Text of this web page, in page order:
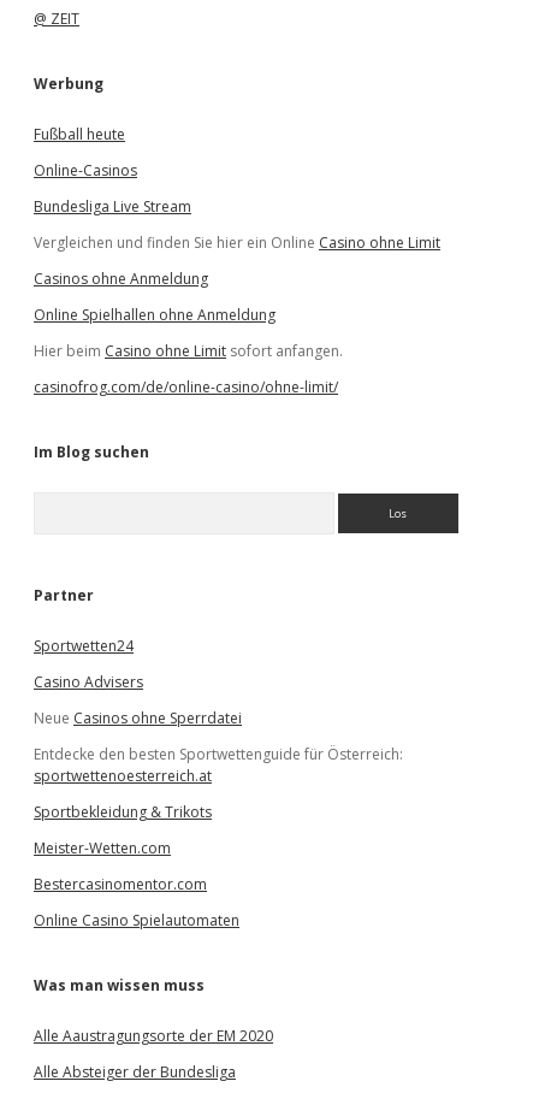
@ ZEIT
Werbung
Fußball heute
Online-Casinos
Bundesliga Live Stream
Vergleichen und finden Sie hier ein Online Casino ohne Limit
Casinos ohne Anmeldung
Online Spielhallen ohne Anmeldung
Hier beim Casino ohne Limit sofort anfangen.
casinofrog.com/de/online-casino/ohne-limit/
Im Blog suchen
e
Partner
Sportwetten24
Casino Advisers
Neue Casinos ohne Sperrdatei
Entdecke den besten Sportwettenguide für Österreich:
sportwettenoesterreich.at
Sportbekleidung & Trikots
Meister-Wetten.com
Bestercasinomentor.com
Online Casino Spielautomaten
Was man wissen muss
Alle Aaustragungsorte der EM 2020
Alle Absteiger der Bundesliga